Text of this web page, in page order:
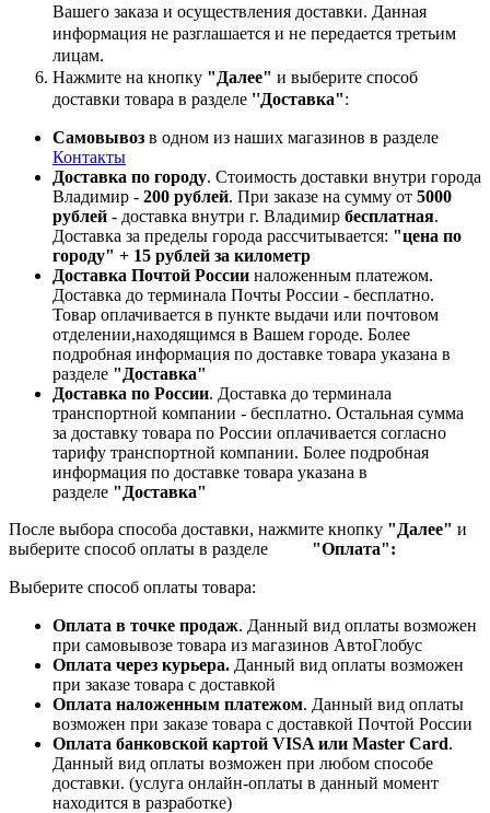
Вашего заказа и осуществления доставки. Данная
информация не разглашается и не передается третьим
лицам.
Нажмите на кнопку "Далее" и выберите способ
доставки товара в разделе ''Доставка":
Самовывоз в одном из наших магазинов в разделе
Контакты
Доставка по городу. Стоимость доставки внутри города
Владимир - 200 рублей. При заказе на сумму от 5000
рублей - доставка внутри г. Владимир бесплатная.
Доставка за пределы города рассчитывается: "цена по
городу" + 15 рублей за километр
Доставка Почтой России наложенным платежом.
Доставка до терминала Почты России - бесплатно.
Товар оплачивается в пункте выдачи или почтовом
отделении,находящимся в Вашем городе. Более
подробная информация по доставке товара указана в
разделе "Доставка"
Доставка по России. Доставка до терминала
транспортной компании - бесплатно. Остальная сумма
за доставку товара по России оплачивается согласно
тарифу транспортной компании. Более подробная
информация по доставке товара указана в
разделе "Доставка"
После выбора способа доставки, нажмите кнопку "Далее" и
выберите способ оплаты в разделе "Оплата":
Выберите способ оплаты товара:
Оплата в точке продаж. Данный вид оплаты возможен
при самовывозе товара из магазинов АвтоГлобус
Оплата через курьера. Данный вид оплаты возможен
при заказе товара с доставкой
Оплата наложенным платежом. Данный вид оплаты
возможен при заказе товара с доставкой Почтой России
Оплата банковской картой VISA или Master Card.
Данный вид оплаты возможен при любом способе
доставки. (услуга онлайн-оплаты в данный момент
находится в разработке)